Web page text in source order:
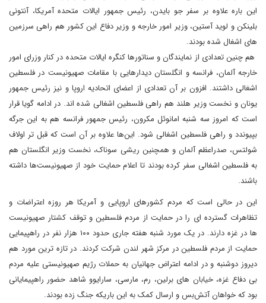
این باره علاوه بر سفر جو بایدن، رئیس جمهور ایالات متحده آمریکا، آنتونی
بلینکن و لوید آستین، وزیر امور خارجه و وزیر دفاع این کشور هم راهی سرزمین
های اشغال شده بودند.
هم چنین تعدادی از نمایندگان و سناتورها کنگره ایالات متحده در کنار وزرای امور
خارجه آلمان، فرانسه و انگلستان دیدارهایی با مقامات صهیونیست در فلسطین
اشغالی داشتند. افزون بر آن تعدادی از اعضای اتحادیه اروپا و نیز رئیس جمهور
یونان و نخست وزیر هلند هم راهی فلسطین اشغالی شده اند. در ادامه گویا قرار
است که امروز سه شنبه امانوئل مکرون، رئیس جمهور فرانسه هم به این جرگه
بپیوندد و راهی فلسطین اشغالی شود. این‌ها علاوه بر آن است که قبل تر اولاف
شولتس، صدراعظم آلمان و همچنین ریشی سوناک، نخست وزیر انگلستان هم
به فلسطین اشغالی سفر کرده بودند تا اعلام حمایت خود از صهیونیست‌ها داشته
باشند.
این در حالی است که مردم کشورهای اروپایی و آمریکا هر روزه اعتراضات و
تظاهرات گسترده ای را در حمایت از مردم فلسطین و توقف کشتار صهیونیست
ها در غزه دارند. در یک مورد شنبه هفته جاری حدود ۱۰۰ هزار نفر در راهپیمایی
حمایت از مردم فلسطین در مرکز شهر لندن شرکت کردند. در تازه ترین مورد هم
دیروز دوشنبه و در ادامه اعتراض جهانیان به حملات رژیم صهیونیستی علیه مردم
بی دفاع غزه، خیابان‌ های برلین، رم، مارسی، سارایوو شاهد حضور راهپیمایانی
بود که خواهان آتش‌بس و ارسال کمک‌ به این باریکه جنگ زده بودند.